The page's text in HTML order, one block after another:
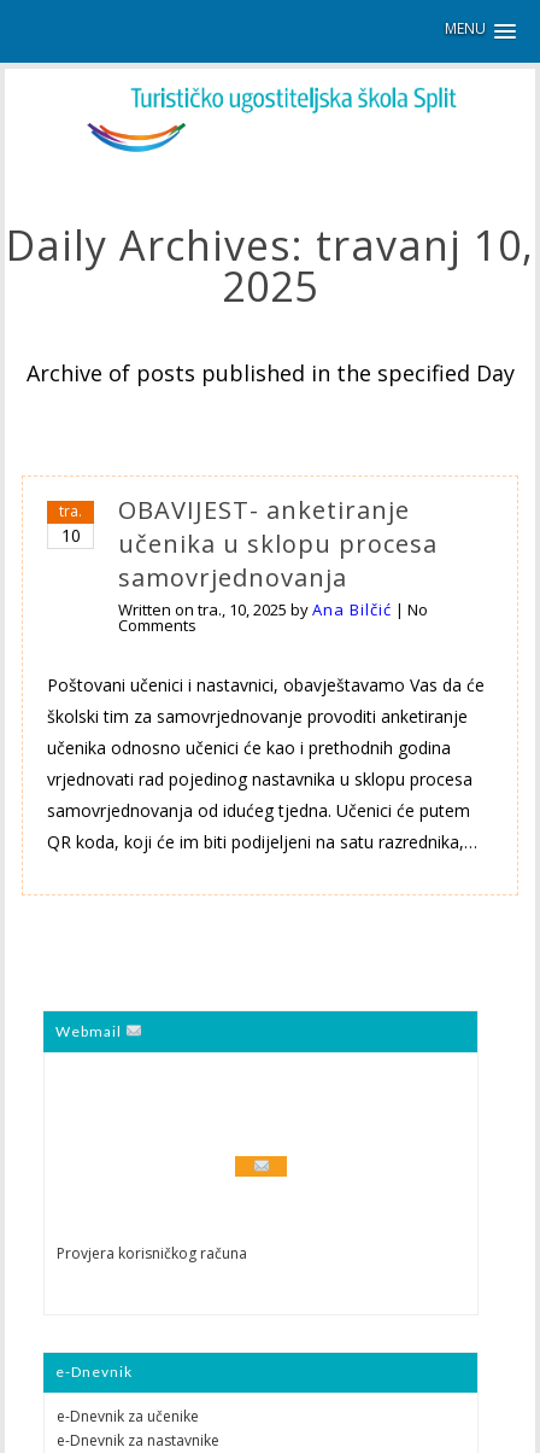
MENU
Daily Archives: travanj 10,
2025
Archive of posts published in the specified Day
tra.
10
OBAVIJEST- anketiranje
učenika u sklopu procesa
samovrjednovanja
Written ontra., 10, 2025 byAna Bilčić |No
Comments
Poštovani učenici i nastavnici, obavještavamo Vas da će
školski tim za samovrjednovanje provoditi anketiranje
učenika odnosno učenici će kao i prethodnih godina
vrjednovati rad pojedinog nastavnika u sklopu procesa
samovrjednovanja od idućeg tjedna. Učenici će putem
QR koda, koji će im biti podijeljeni na satu razrednika,…
Webmail
Provjera korisničkog računa
e-Dnevnik
e-Dnevnik za učenike
e-Dnevnik za nastavnike